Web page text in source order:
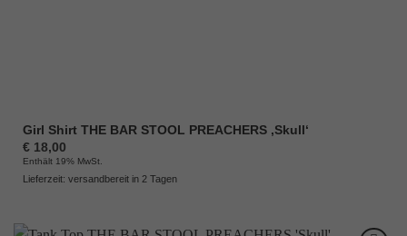
Girl Shirt THE BAR STOOL PREACHERS ‚Skull‘
€18,00
Enthält 19% MwSt.
Lieferzeit: versandbereit in 2 Tagen